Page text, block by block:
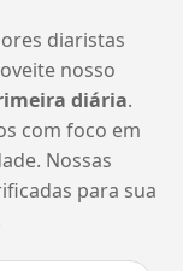
diaristas
nosso
diária.
com foco em
Nossas
para sua